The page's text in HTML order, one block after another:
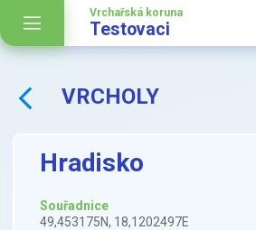
Vrchařská koruna
Testovaci
VRCHOLY
Hradisko
Souřadnice
49,453175N, 18,1202497E